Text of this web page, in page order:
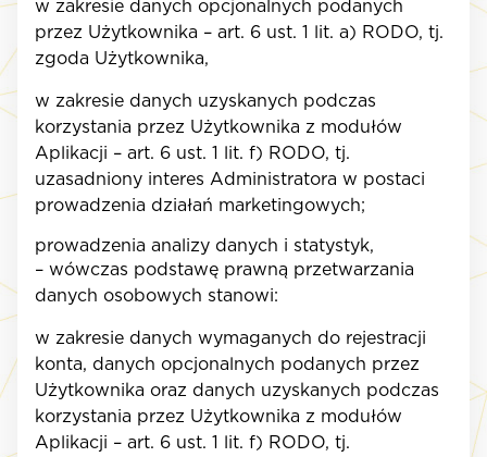
w zakresie danych opcjonalnych podanych
przez Użytkownika – art. 6 ust. 1 lit. a) RODO, tj.
zgoda Użytkownika,
w zakresie danych uzyskanych podczas
korzystania przez Użytkownika z modułów
Aplikacji – art. 6 ust. 1 lit. f) RODO, tj.
uzasadniony interes Administratora w postaci
prowadzenia działań marketingowych;
prowadzenia analizy danych i statystyk,
– wówczas podstawę prawną przetwarzania
danych osobowych stanowi:
w zakresie danych wymaganych do rejestracji
konta, danych opcjonalnych podanych przez
Użytkownika oraz danych uzyskanych podczas
korzystania przez Użytkownika z modułów
Aplikacji – art. 6 ust. 1 lit. f) RODO, tj.